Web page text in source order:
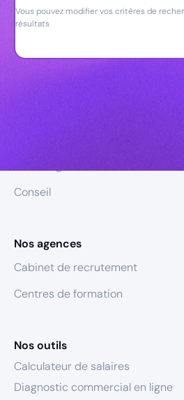
Vous pouvez modifier vos critères de
résultats
Conseil
Nos agences
Cabinet de recrutement
Centres de formation
Nos outils
Calculateur de salaires
Diagnostic commercial en ligne